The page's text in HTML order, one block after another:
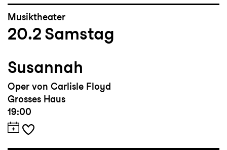
Musiktheater
20.2 Samstag
Susannah
Oper von Carlisle Floyd
Grosses Haus
19:00